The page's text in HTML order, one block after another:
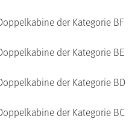
der Kategorie BF
der Kategorie BE
der Kategorie BD
der Kategorie BC